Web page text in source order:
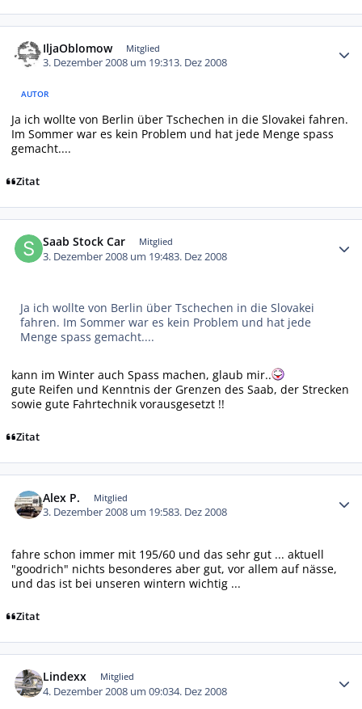
IljaOblomow Mitglied
3. Dezember 2008 um 19:313. Dez 2008
AUTOR
Ja ich wollte von Berlin über Tschechen in die Slovakei fahren.
Im Sommer war es kein Problem und hat jede Menge spass
gemacht....
Zitat
Saab Stock Car Mitglied
3. Dezember 2008 um 19:483. Dez 2008
Ja ich wollte von Berlin über Tschechen in die Slovakei
fahren. Im Sommer war es kein Problem und hat jede
Menge spass gemacht....
kann im Winter auch Spass machen, glaub mir..
gute Reifen und Kenntnis der Grenzen des Saab, der Strecken
sowie gute Fahrtechnik vorausgesetzt !!
Zitat
Alex P. Mitglied
3. Dezember 2008 um 19:583. Dez 2008
fahre schon immer mit 195/60 und das sehr gut ... aktuell
"goodrich" nichts besonderes aber gut, vor allem auf nässe,
und das ist bei unseren wintern wichtig ...
Zitat
Lindexx Mitglied
4. Dezember 2008 um 09:034. Dez 2008